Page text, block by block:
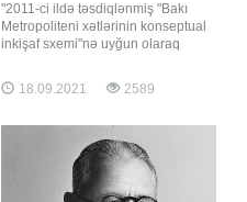
"2011-ci ildə təsdiqlənmiş "Bakı
Metropoliteni xətlərinin konseptual
inkişaf sxemi"nə uyğun olaraq
77-dək artırılacaq. Hazırda metroda
26 stansiya var. Yəni hələ 51
metrosu 5 ayrı xəttdən ibarə
18.09.2021 2589